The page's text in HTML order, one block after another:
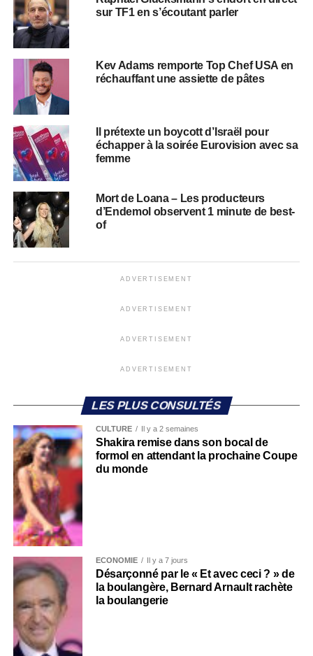
sur TF1 en s’écoutant parler
Kev Adams remporte Top Chef USA en
réchauffant une assiette de pâtes
Il prétexte un boycott d’Israël pour
échapper à la soirée Eurovision avec sa
femme
Mort de Loana – Les producteurs
d’Endemol observent 1 minute de best-
of
ADVERTISEMENT
ADVERTISEMENT
ADVERTISEMENT
ADVERTISEMENT
LES PLUS CONSULTÉS
CULTURE Il y a 2 semaines
Shakira remise dans son bocal de
formol en attendant la prochaine Coupe
du monde
ECONOMIE Il y a 7 jours
Désarçonné par le « Et avec ceci ? » de
la boulangère, Bernard Arnault rachète
la boulangerie